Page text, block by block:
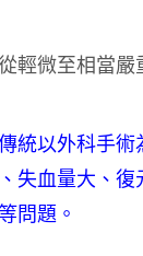
輕微至相當嚴
統以外科手
失血量大、
問題。